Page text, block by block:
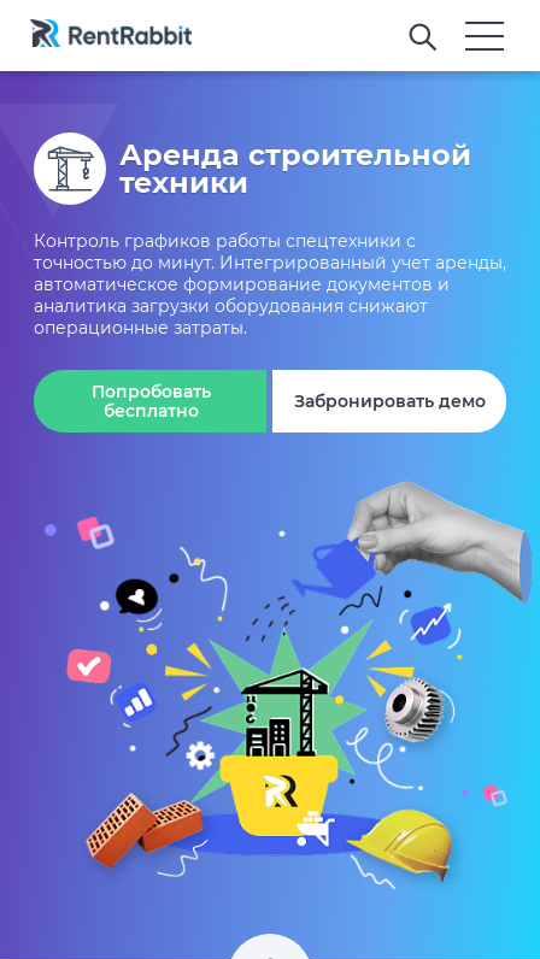
Аренда строительной
техники
Контроль графиков работы спецтехники с
точностью до минут. Интегрированный учет аренды,
автоматическое формирование документов и
аналитика загрузки оборудования снижают
операционные затраты.
Попробовать
бесплатно
Забронировать демо